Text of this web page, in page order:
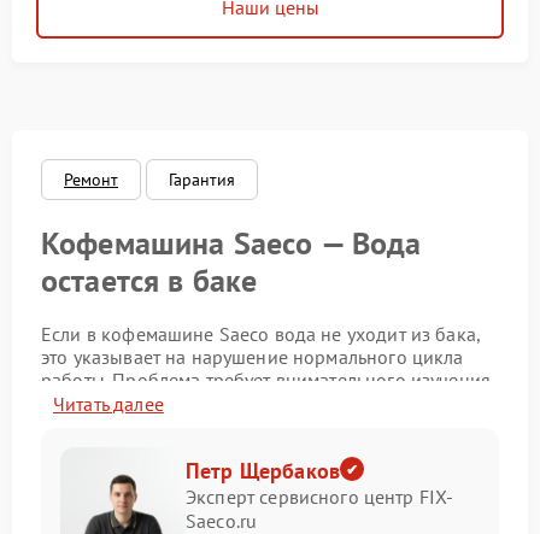
Наши цены
Ремонт Гарантия
Кофемашина Saeco — Вода
остается в баке
Если в кофемашине Saeco вода не уходит из бака,
это указывает на нарушение нормального цикла
работы. Проблема требует внимательного изучения,
чтобы избежать дальнейших неполадок в
Возможные причины застоя
воды
Читать далее
Петр Щербаков
Эксперт сервисного центр FIX-
Saeco.ru